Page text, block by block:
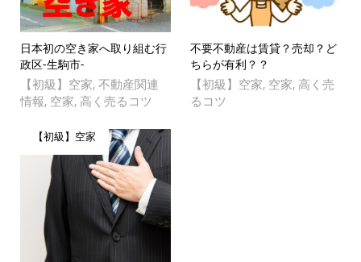
日本初の空き家へ取り組む行
政区-生駒市-
【初級】空家, 不動産関連
情報, 空家, 高く売るコツ
不要不動産は賃貸？売却？ど
ちらが有利？？
【初級】空家, 空家, 高く売
るコツ
【初級】空家